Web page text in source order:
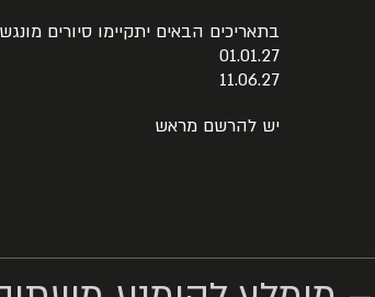
בתאריכים הבאים יתקיימו סיורים
01.01.27
11.06.27
יש להרשם מראש